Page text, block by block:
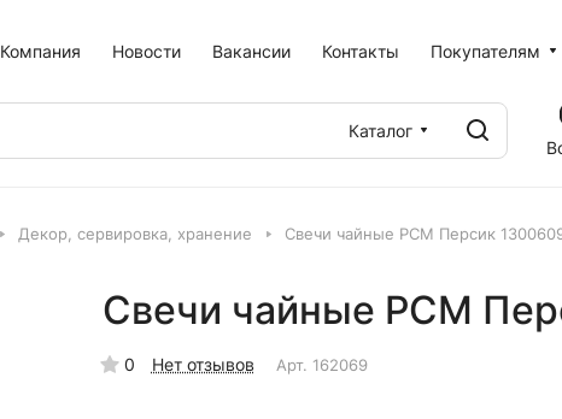
Компания Новости Вакансии Контакты Покупателям
Каталог
Декор, сервировка, хранение Свечи чайные РСМ Персик
Свечи чайные РСМ
0 Нет отзывов Арт. 162069